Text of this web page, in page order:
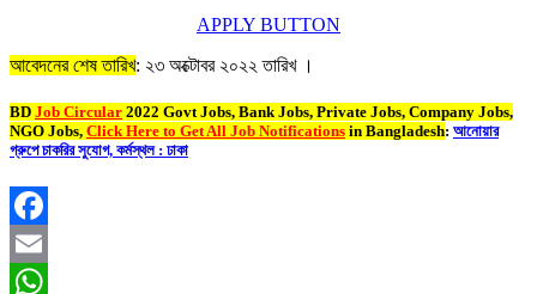
APPLY BUTTON
আবেদনের শেষ তারিখ: ২৩ অক্টোবর ২০২২ তারিখ ।
BD Job Circular 2022 Govt Jobs, Bank Jobs, Private Jobs, Company Jobs,
NGO Jobs, Click Here to Get All Job Notifications in Bangladesh: আনোয়ার
গ্রুপে চাকরির সুযোগ, কর্মস্থল : ঢাকা
Facebook
Email